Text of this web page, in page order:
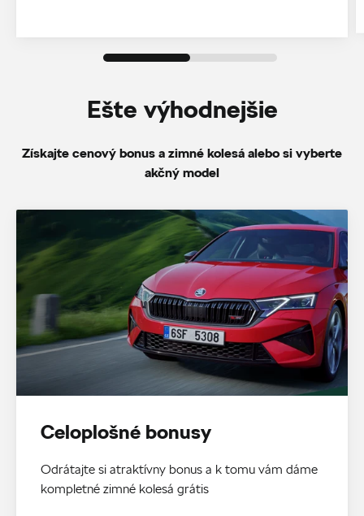
Ešte výhodnejšie
Získajte cenový bonus a zimné kolesá alebo si vyberte
akčný model
Celoplošné bonusy
Odrátajte si atraktívny bonus a k tomu vám dáme
kompletné zimné kolesá grátis